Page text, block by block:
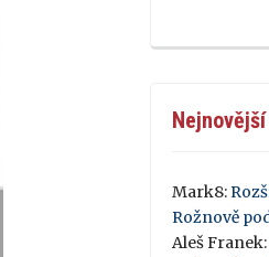
Mark8:
Rožnově
Aleš Franek